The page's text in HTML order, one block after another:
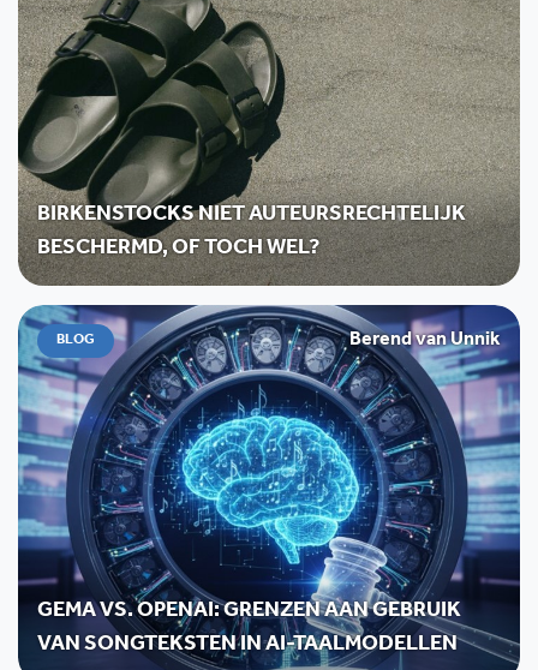
BIRKENSTOCKS NIET AUTEURSRECHTELIJK
BESCHERMD, OF TOCH WEL?
BLOG Berend van Unnik
GEMA VS. OPENAI: GRENZEN AAN GEBRUIK
VAN SONGTEKSTEN IN AI-TAALMODELLEN